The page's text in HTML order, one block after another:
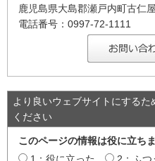
鹿児島県大島郡瀬戸内町古仁
電話番号：0997-72-1111
より良いウェブサイトにする
ください
このページの情報は役に立ち
1：役に立った
2：ふつ